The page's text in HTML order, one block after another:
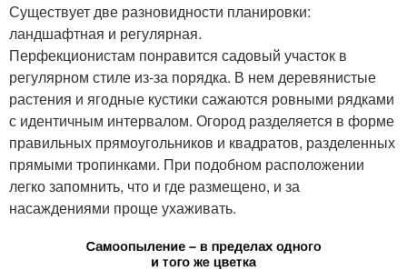
Существует две разновидности планировки:
ландшафтная и регулярная.
Перфекционистам понравится садовый участок в
регулярном стиле из-за порядка. В нем деревянистые
растения и ягодные кустики сажаются ровными рядками
с идентичным интервалом. Огород разделяется в форме
правильных прямоугольников и квадратов, разделенных
прямыми тропинками. При подобном расположении
легко запомнить, что и где размещено, и за
насаждениями проще ухаживать.